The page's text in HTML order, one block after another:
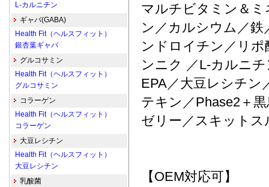
マルチビタミン＆
ン／カルシウム／
ンドロイチン／リ
ンニク ／L-カルニ
EPA／大豆レシチ
テキン／Phase2＋
ゼリー／スキット
【OEM対応可】
L-カルニチン
ギャバ(GABA)
Health Fit（ヘルスフィット）
銀杏葉ギャバ
グルコサミン
Health Fit（ヘルスフィット）
グルコサミン
コラーゲン
Health Fit（ヘルスフィット）
コラーゲン
大豆レシチン
Health Fit（ヘルスフィット）
大豆レシチン
乳酸菌